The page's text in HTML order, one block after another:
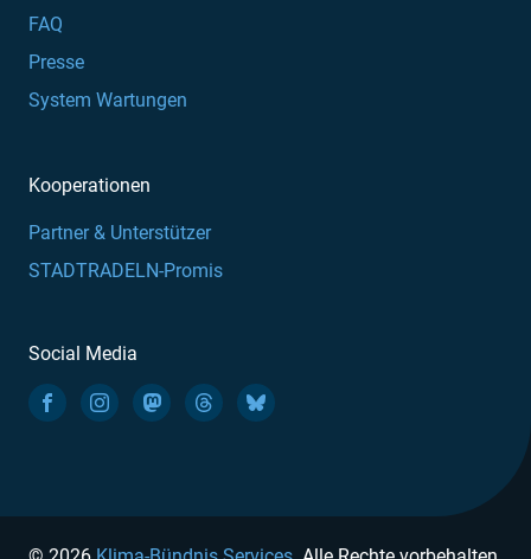
FAQ
Presse
System Wartungen
Kooperationen
Partner & Unterstützer
STADTRADELN-Promis
Social Media